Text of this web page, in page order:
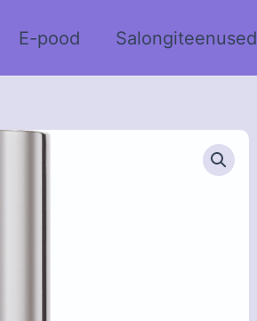
E-pood Salongiteenused